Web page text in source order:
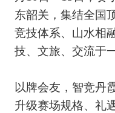
东韶关，集结全国
竞技体系、山水相
技、文旅、交流于
以牌会友，智竞丹
升级赛场规格、礼